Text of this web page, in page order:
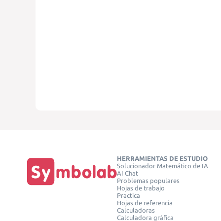
HERRAMIENTAS DE ESTUDIO
Solucionador Matemático de IA
AI Chat
Problemas populares
Hojas de trabajo
Practica
Hojas de referencia
Calculadoras
Calculadora gráfica